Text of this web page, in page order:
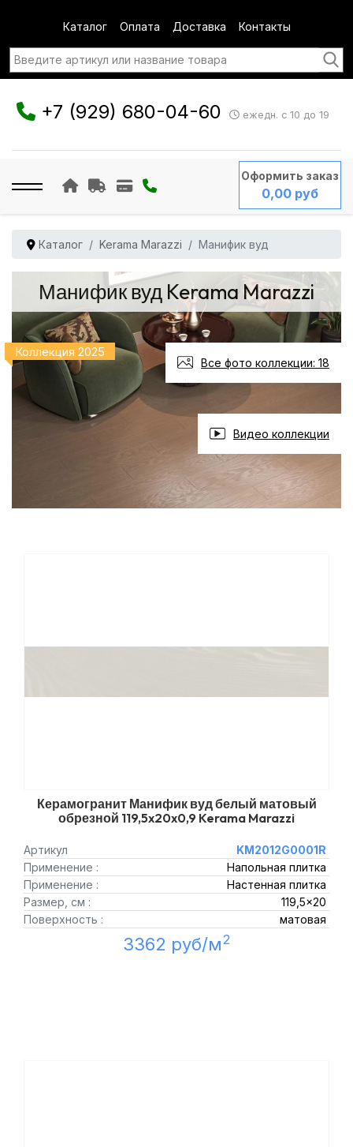
Каталог Оплата Доставка Контакты
+7 (929) 680-04-60 ежедн. с 10 до 19
Оформить заказ
0,00 руб
Каталог Kerama Marazzi Манифик вуд
Коллекция 2025
Манифик вуд Kerama Marazzi
Все фото коллекции: 18
Видео коллекции
Керамогранит Манифик вуд белый матовый
обрезной 119,5x20x0,9 Kerama Marazzi
Артикул
KM2012G0001R
Применение :
Напольная плитка
Применение :
Настенная плитка
Размер, см :
119,5x20
Поверхность :
матовая
3362 руб/м2